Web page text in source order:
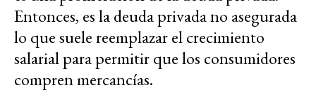
Entonces, es la deuda privada no asegurada
lo que suele reemplazar el crecimiento
salarial para permitir que los consumidores
compren mercancías.